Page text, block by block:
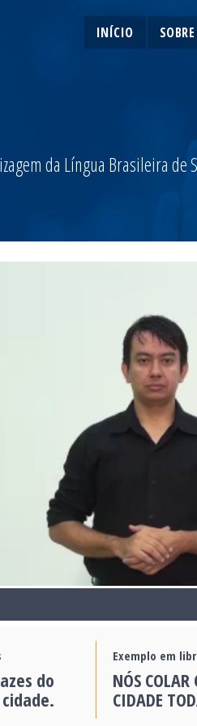
INÍCIO SOBRE
da Língua Brasileira de
do
Exemplo em
NÓS COLAR
CIDADE